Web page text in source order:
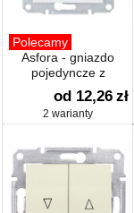
Polecamy
Asfora - gniazdo
pojedyncze z
uziemieniem
od 12,26 zł
2 warianty